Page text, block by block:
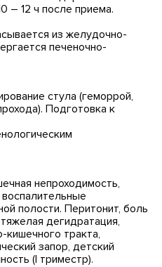
– 12 ч после приема.
из желудочно-
печеночно-
стула (геморрой,
Подготовка к
непроходимость,
полости. Перитонит, боль
дегидратация,
кишечного тракта,
запор, детский
(І триместр).